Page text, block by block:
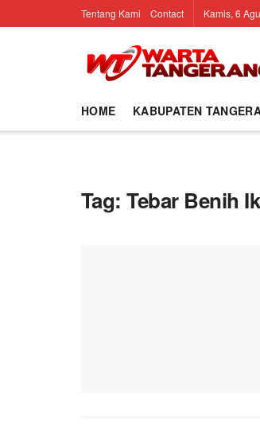
Tentang Kami Contact Kamis, 6
HOME KABUPATEN
Tag:Tebar Benih